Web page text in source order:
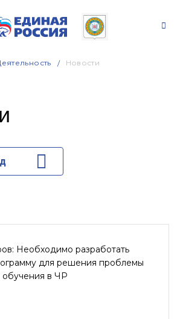
Новости
Необходимо разработать
для решения проблемы
обучения в ЧР